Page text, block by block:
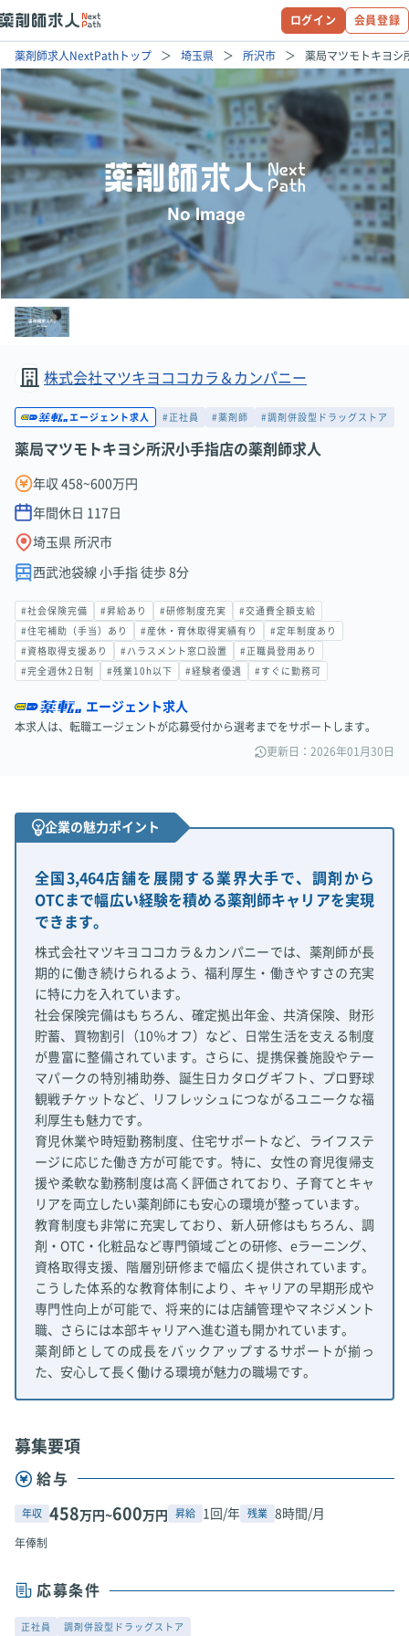
ログイン 会員登録
薬剤師求人NextPathトップ 埼玉県 所沢市 薬局マツモトキヨシ
株式会社マツキヨココカラ＆カンパニー
エージェント求人 #正社員 #薬剤師 #調剤併設型ドラッグストア
薬局マツモトキヨシ所沢小手指店の薬剤師求人
年収 458~600万円
年間休日 117 日
埼玉県 所沢市
西武池袋線 小手指 徒歩 8分
#社会保険完備 #昇給あり #研修制度充実 #交通費全額支給
#住宅補助（手当）あり #産休・育休取得実績有り #定年制度あり
#資格取得支援あり #ハラスメント窓口設置 #正職員登用あり
#完全週休2日制 #残業10h以下 #経験者優遇 #すぐに勤務可
エージェント求人
本求人は、転職エージェントが応募受付から選考までをサポートします。
更新日：2026年01月30日
企業の魅力ポイント
全国3,464店舗を展開する業界大手で、調剤から
OTCまで幅広い経験を積める薬剤師キャリアを実現
できます。
株式会社マツキヨココカラ＆カンパニーでは、薬剤師が長
期的に働き続けられるよう、福利厚生・働きやすさの充実
に特に力を入れています。
社会保険完備はもちろん、確定拠出年金、共済保険、財形
貯蓄、買物割引（10％オフ）など、日常生活を支える制度
が豊富に整備されています。さらに、提携保養施設やテー
マパークの特別補助券、誕生日カタログギフト、プロ野球
観戦チケットなど、リフレッシュにつながるユニークな福
利厚生も魅力です。
育児休業や時短勤務制度、住宅サポートなど、ライフステ
ージに応じた働き方が可能です。特に、女性の育児復帰支
援や柔軟な勤務制度は高く評価されており、子育てとキャ
リアを両立したい薬剤師にも安心の環境が整っています。
教育制度も非常に充実しており、新人研修はもちろん、調
剤・OTC・化粧品など専門領域ごとの研修、eラーニング、
資格取得支援、階層別研修まで幅広く提供されています。
こうした体系的な教育体制により、キャリアの早期形成や
専門性向上が可能で、将来的には店舗管理やマネジメント
職、さらには本部キャリアへ進む道も開かれています。
薬剤師としての成長をバックアップするサポートが揃っ
た、安心して長く働ける環境が魅力の職場です。
募集要項
給与
年収 458万円~600万円 昇給 1回/年 残業 8時間/月
年俸制
応募条件
正社員 調剤併設型ドラッグストア